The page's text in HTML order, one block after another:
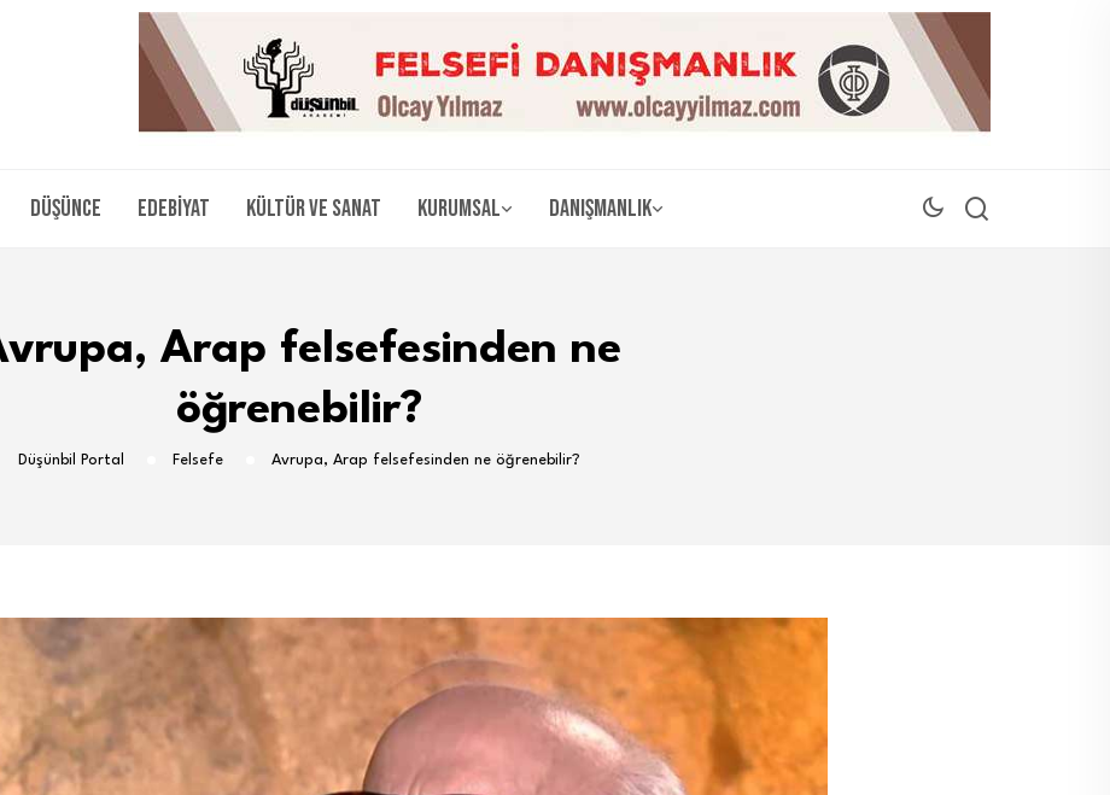
Düşünce Edebiyat Kültür ve Sanat Kurumsal Danışmanlık
Arap felsefesinden ne
öğrenebilir?
Düşünbil Portal Felsefe Avrupa, Arap felsefesinden ne öğrenebilir?